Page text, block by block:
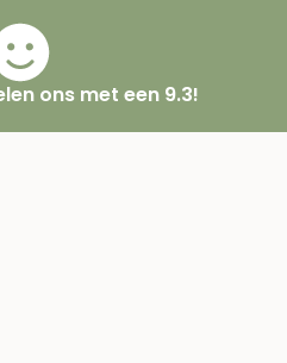
ons met een 9.3!